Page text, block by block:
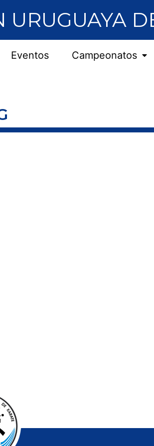
URUGUAYA
Eventos Campeonatos